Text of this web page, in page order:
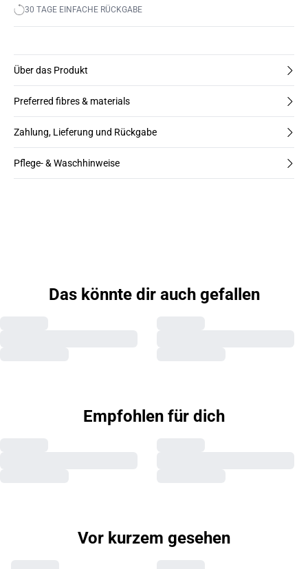
30 TAGE EINFACHE RÜCKGABE
Über das Produkt
Preferred fibres & materials
Zahlung, Lieferung und Rückgabe
Pflege- & Waschhinweise
Das könnte dir auch gefallen
Empfohlen für dich
Vor kurzem gesehen